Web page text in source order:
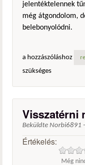
jelentéktelennek
még átgondolom,
belebonyolódni.
a hozzászóláshoz
szükséges
Visszatérni
Beküldte Norbi6891 -
Értékelés:
Még